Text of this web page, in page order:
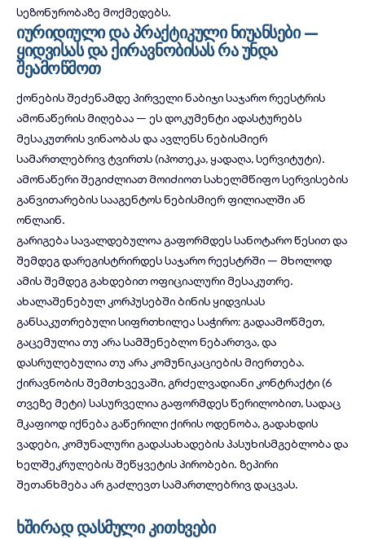
სეზონურობაზე მოქმედებს.
იურიდიული და პრაქტიკული ნიუანსები —
ყიდვისას და ქირავნობისას რა უნდა
შეამოწმოთ
ქონების შეძენამდე პირველი ნაბიჯი საჯარო რეესტრის
ამონაწერის მიღებაა — ეს დოკუმენტი ადასტურებს
მესაკუთრის ვინაობას და ავლენს ნებისმიერ
სამართლებრივ ტვირთს (იპოთეკა, ყადაღა, სერვიტუტი).
ამონაწერი შეგიძლიათ მოიძიოთ სახელმწიფო სერვისების
განვითარების სააგენტოს ნებისმიერ ფილიალში ან
ონლაინ.
გარიგება სავალდებულოა გაფორმდეს სანოტარო წესით და
შემდეგ დარეგისტრირდეს საჯარო რეესტრში — მხოლოდ
ამის შემდეგ გახდებით ოფიციალური მესაკუთრე.
ახალაშენებულ კორპუსებში ბინის ყიდვისას
განსაკუთრებული სიფრთხილეა საჭირო: გადაამოწმეთ,
გაცემულია თუ არა სამშენებლო ნებართვა, და
დასრულებულია თუ არა კომუნიკაციების მიერთება.
ქირავნობის შემთხვევაში, გრძელვადიანი კონტრაქტი (6
თვეზე მეტი) სასურველია გაფორმდეს წერილობით, სადაც
მკაფიოდ იქნება გაწერილი ქირის ოდენობა, გადახდის
ვადები, კომუნალური გადასახადების პასუხისმგებლობა და
ხელშეკრულების შეწყვეტის პირობები. ზეპირი
შეთანხმება არ გაძლევთ სამართლებრივ დაცვას.
ხშირად დასმული კითხვები